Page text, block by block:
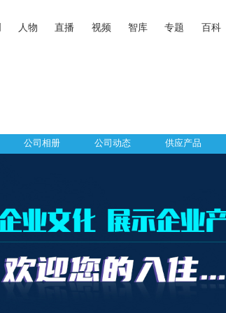
人物 直播 视频 智库 专题 百科
公司相册 公司动态 供应产品